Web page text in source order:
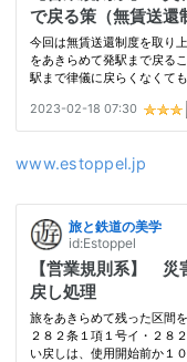
www.estoppel.jp